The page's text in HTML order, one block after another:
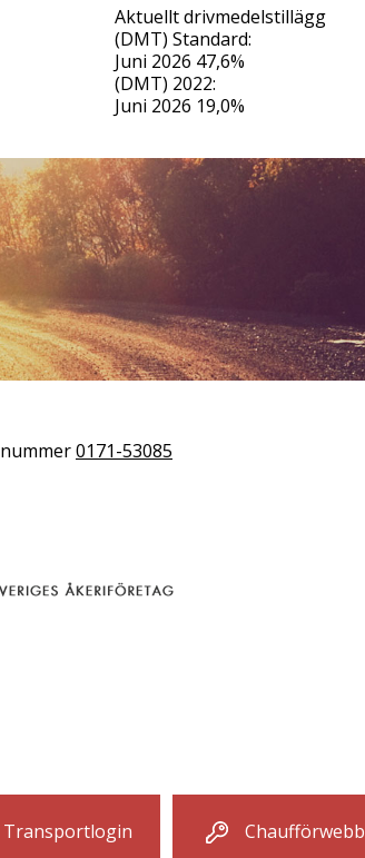
Transportlogin Chaufförwebb
Aktuellt drivmedelstillägg
(DMT) Standard:
Juni 2026 47,6%
(DMT) 2022:
Juni 2026 19,0%
0171-53085